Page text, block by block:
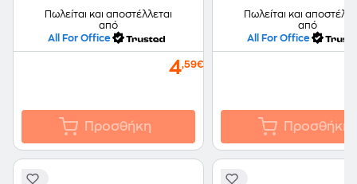
Πωλείται και αποστέλλεται
από
All For Office
4,59€
Προσθήκη
Πωλείται και
από
All For Office
Προσθήκη